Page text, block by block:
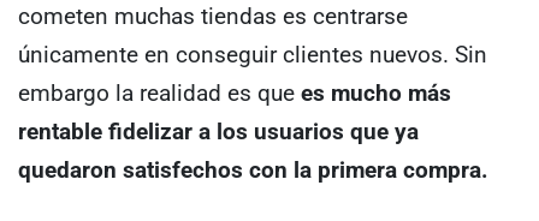
cometen muchas tiendas es centrarse
únicamente en conseguir clientes nuevos. Sin
embargo la realidad es que es mucho más
rentable fidelizar a los usuarios que ya
quedaron satisfechos con la primera compra.